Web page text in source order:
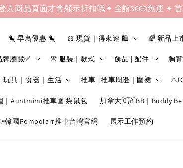
入商品頁面才會顯示折扣哦✦ 全館3000免運 ✦
🐤 早鳥優惠 🐤 🎀 現貨｜得來速 🛍️ 🌈 新品上
牌瀏覽✅ 👚 服裝｜款式 飾品 | 配件 胸
玩具｜食器｜生活 推車 | 推車周邊｜圍裙
｜Auntmimi推車圍|袋鼠包 加拿大🇨🇦BB｜Buddy
韓國Pompolarr推車台灣官網 展示工作預約